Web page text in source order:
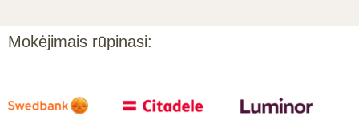
Mokėjimais rūpinasi: